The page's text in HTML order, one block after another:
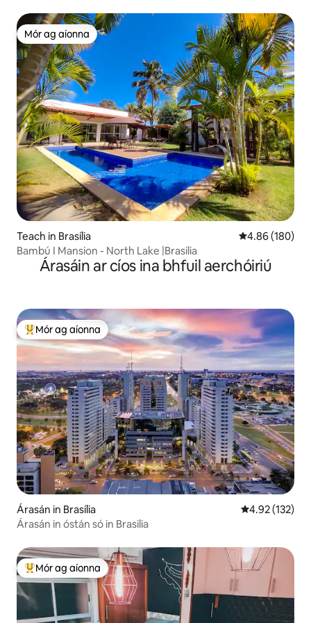
Mór ag aíonna
Mór ag aíonna
Teach in Brasília Meánrátáil
4.86 (180)
Bambú I Mansion - North Lake |Brasilia
Árasáin ar cíos ina bhfuil aerchóiriú
An-mhór ag aíonna
Mór ag aíonna
Árasán in Brasília Meánrátáil
4.92 (132)
Árasán in óstán só in Brasilia
An-mhór ag aíonna
Mór ag aíonna